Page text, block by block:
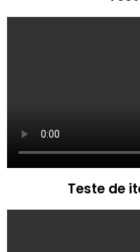
Teste de